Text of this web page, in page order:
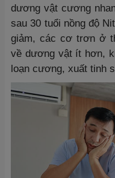
dương vật cương
sau 30 tuổi nồng độ
giảm, các cơ trơn ở
về dương vật ít hơn,
loạn cương, xuất tinh